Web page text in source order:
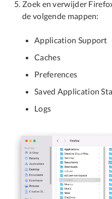
Zoek en verwijder
de volgende mappen:
Application Support
Caches
Preferences
Saved Application
Logs